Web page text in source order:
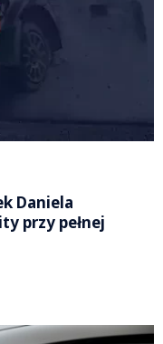
Daniela
przy pełnej